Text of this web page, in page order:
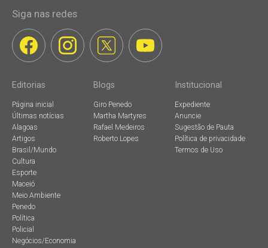
Siga nas redes
Editorias
Página inicial
Últimas notícias
Alagoas
Artigos
Brasil/Mundo
Cultura
Esporte
Maceió
Meio Ambiente
Penedo
Política
Policial
Negócios/Economia
Blogs
Giro Penedo
Martha Martyres
Rafael Medeiros
Roberto Lopes
Institucional
Expediente
Anuncie
Sugestão de Pauta
Política de privacidade
Termos de Uso